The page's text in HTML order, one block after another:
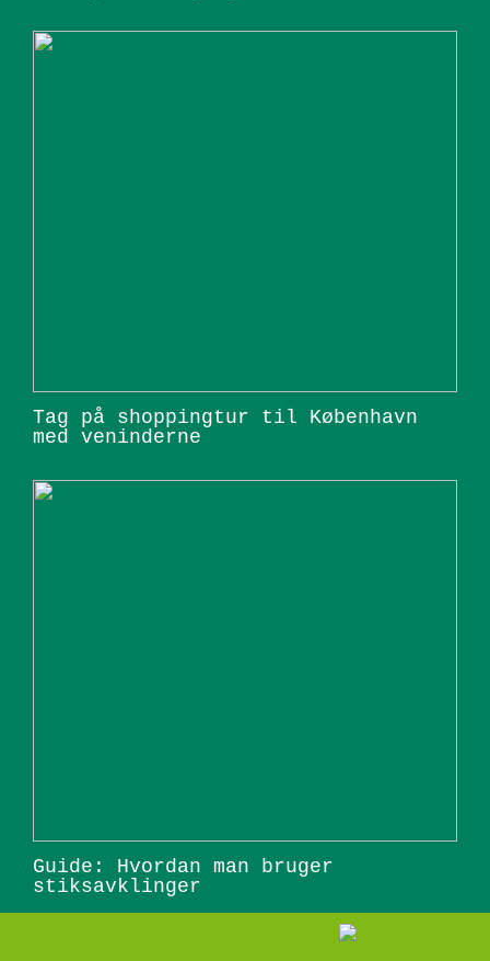
Tag på shoppingtur til København
med veninderne
Guide: Hvordan man bruger
stiksavklinger